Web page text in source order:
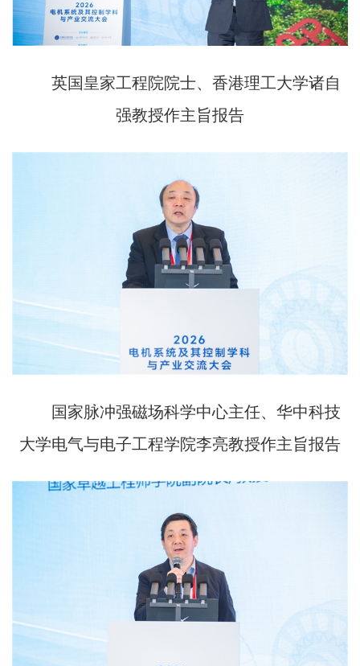
英国皇家工程院院士、香港理工大学诸自
强教授作主旨报告
国家脉冲强磁场科学中心主任、华中科技
大学电气与电子工程学院李亮教授作主旨报告